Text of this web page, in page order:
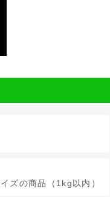
の商品（1kg以内）